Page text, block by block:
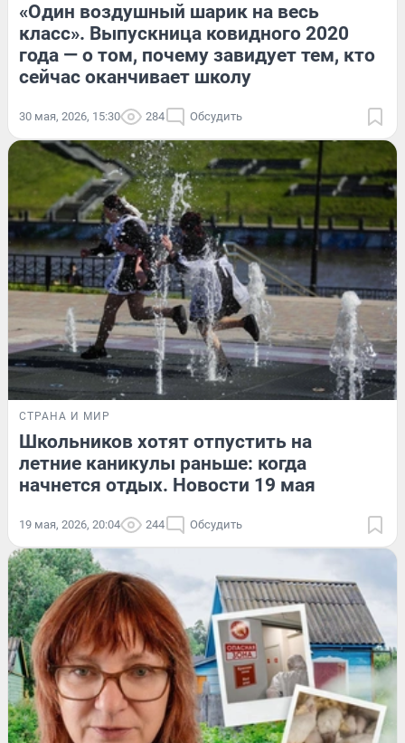
«Один воздушный шарик на весь
класс». Выпускница ковидного 2020
года — о том, почему завидует тем, кто
сейчас оканчивает школу
30 мая, 2026, 15:30 284 Обсудить
СТРАНА И МИР
Школьников хотят отпустить на
летние каникулы раньше: когда
начнется отдых. Новости 19 мая
19 мая, 2026, 20:04 244 Обсудить